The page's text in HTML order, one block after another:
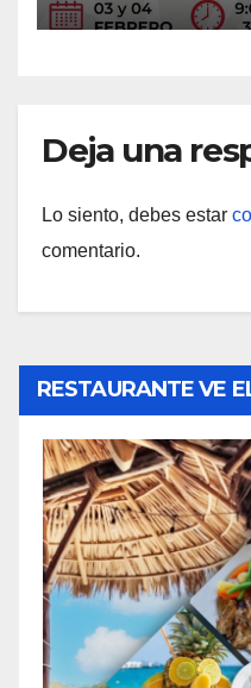
Deja una
Lo siento, debes estar
comentario.
RESTAURANTE VE